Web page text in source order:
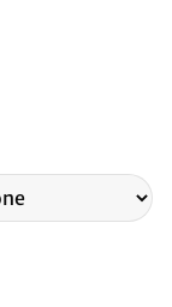
ad alta